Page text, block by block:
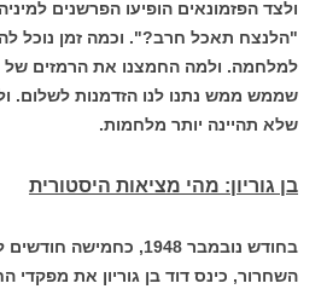
ולצד הפזמונאים הופיעו הפרשנים
"הלנצח תאכל חרב?". וכמה זמן נוכל
למלחמה. ולמה החמצנו את הרמזים
שממש ממש נתנו לנו הזדמנות לשלום.
שלא תהיינה יותר מלחמות.
בן גוריון: מהי מציאות היסטורית
בחודש נובמבר 1948,
השחרור, כינס דוד בן גוריון את מפקדי